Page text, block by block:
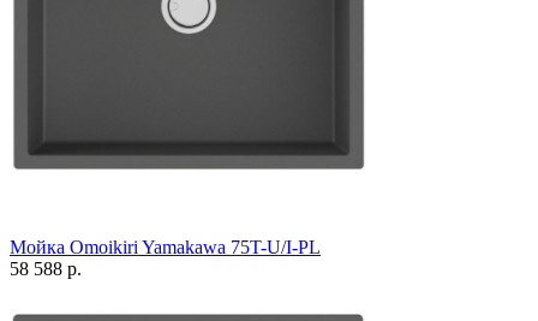
Мойка Omoikiri Yamakawa 75T-U/I-PL
58 588 р.